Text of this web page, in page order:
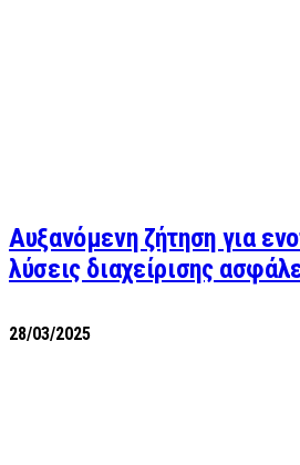
Αυξανόμενη ζήτηση για
λύσεις διαχείρισης
28/03/2025